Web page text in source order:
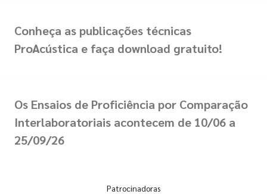
Conheça as publicações técnicas
ProAcústica e faça download gratuito!
Os Ensaios de Proficiência por Comparação
Interlaboratoriais acontecem de 10/06 a
25/09/26
Patrocinadoras